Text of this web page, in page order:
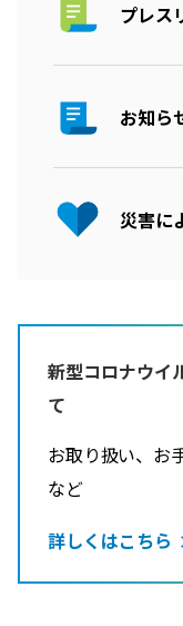
プレス
お知ら
災害に
新型コロナウイ
て
お取り扱い、お
など
詳しくはこちら